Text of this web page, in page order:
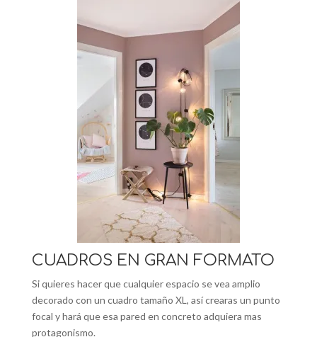
CUADROS EN GRAN FORMATO
Si quieres hacer que cualquier espacio se vea amplio
decorado con un cuadro tamaño XL, así crearas un punto
focal y hará que esa pared en concreto adquiera mas
protagonismo.